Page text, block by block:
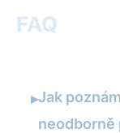
FAQ
▸Jak
neodborně